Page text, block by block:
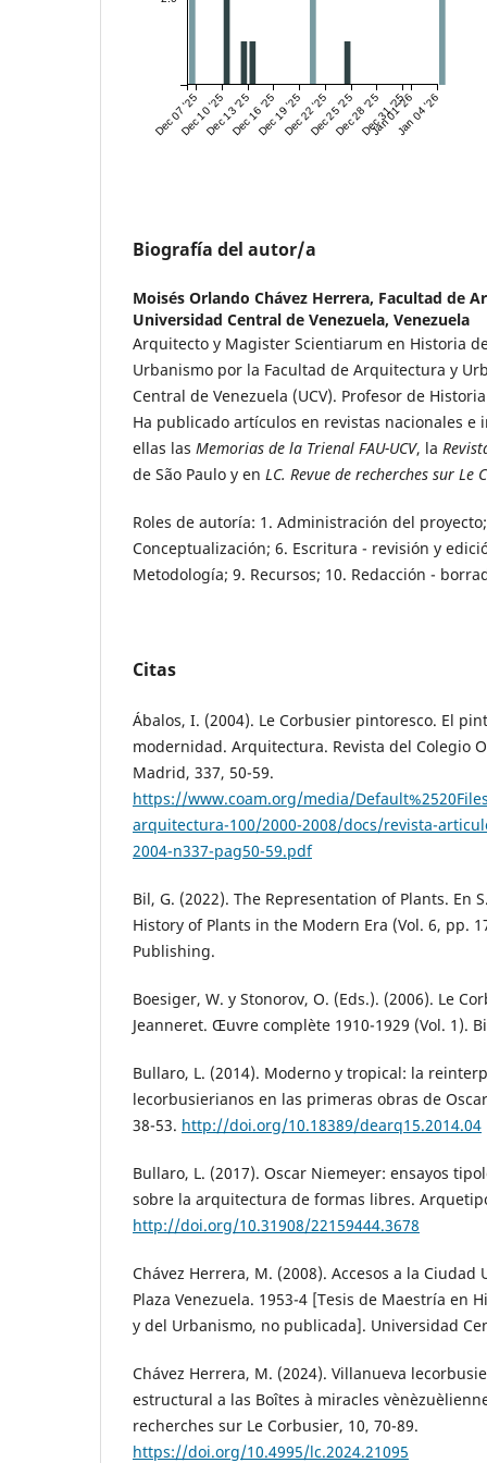
Dec 07 '25Dec 10 '25Dec 13 '25Dec 16 '25Dec 19 '25Dec 22 '25Dec 25 '25Dec 28 '25Dec 31 '25
Jan 01 '26Jan 04 '26
Biografía del autor/a
Moisés Orlando Chávez Herrera, Facultad de
Universidad Central de Venezuela, Venezuela
Arquitecto y Magister Scientiarum en Historia
Urbanismo por la Facultad de Arquitectura y
Central de Venezuela (UCV). Profesor de
Ha publicado artículos en revistas nacionales e
ellas las Memorias de la Trienal FAU-UCV, la
de São Paulo y en LC. Revue de recherches sur Le
Roles de autoría: 1. Administración del
Conceptualización; 6. Escritura - revisión y
Metodología; 9. Recursos; 10. Redacción -
Citas
Ábalos, I. (2004). Le Corbusier pintoresco. El
modernidad. Arquitectura. Revista del Colegio
Madrid, 337, 50-59.
https://www.coam.org/media/
arquitectura-100/2000-2008/docs/revista-
2004-n337-pag50-59.pdf
Bil, G. (2022). The Representation of Plants. En
History of Plants in the Modern Era (Vol. 6, pp.
Publishing.
Boesiger, W. y Stonorov, O. (Eds.). (2006). Le
Jeanneret. Œuvre complète 1910-1929 (Vol. 1).
Bullaro, L. (2014). Moderno y tropical: la
lecorbusierianos en las primeras obras de
38-53. http://doi.org/10.18389/dearq15.2014.04
Bullaro, L. (2017). Oscar Niemeyer: ensayos
sobre la arquitectura de formas libres.
http://doi.org/10.31908/22159444.3678
Chávez Herrera, M. (2008). Accesos a la Ciudad
Plaza Venezuela. 1953-4 [Tesis de Maestría en
y del Urbanismo, no publicada]. Universidad
Chávez Herrera, M. (2024). Villanueva
estructural a las Boîtes à miracles
recherches sur Le Corbusier, 10, 70-89.
https://doi.org/10.4995/lc.2024.21095